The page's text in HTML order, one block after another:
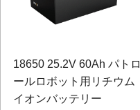
18650 25.2V 60Ah パトロ
ールロボット用リチウム
イオンバッテリー